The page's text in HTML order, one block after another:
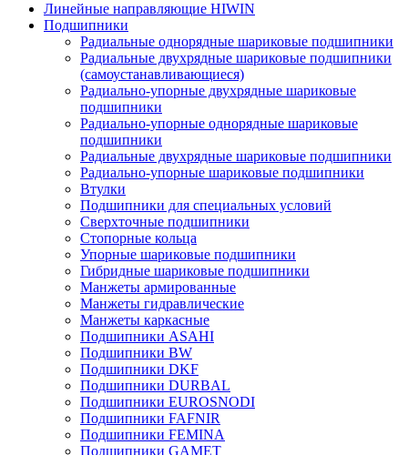
Линейные направляющие HIWIN
Подшипники
Радиальные однорядные шариковые подшипники
Радиальные двухрядные шариковые подшипники
(самоустанавливающиеся)
Радиально-упорные двухрядные шариковые
подшипники
Радиально-упорные однорядные шариковые
подшипники
Радиальные двухрядные шариковые подшипники
Радиально-упорные шариковые подшипники
Втулки
Подшипники для специальных условий
Сверхточные подшипники
Стопорные кольца
Упорные шариковые подшипники
Гибридные шариковые подшипники
Манжеты армированные
Манжеты гидравлические
Манжеты каркасные
Подшипники ASAHI
Подшипники BW
Подшипники DKF
Подшипники DURBAL
Подшипники EUROSNODI
Подшипники FAFNIR
Подшипники FEMINA
Подшипники GAMET